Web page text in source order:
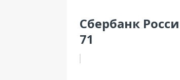
Сбербанк
71